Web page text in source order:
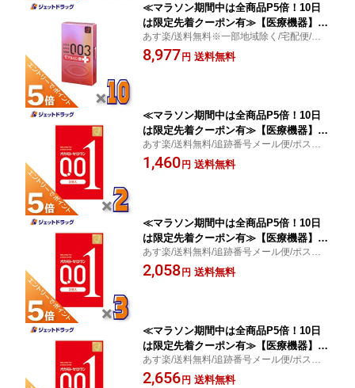
≪マラソン期間中は全商品P5倍！10日
は限定先着クーポン有≫【医療機器】オ
カモト ゼロゼロスリー003 ヒアルロン
酸プラス 10個入 ×10個〔薄さ0.03ミ
あす楽/送料無料※一部地域除く/宅配便/ヒ
アルロン酸配合ゼリー塗布/潤いたっぷり/オ
カモト
8,977円 送料無料
≪マラソン期間中は全商品P5倍！10日
は限定先着クーポン有≫【医療機器】オ
カモトゼロワン 3個入 ×2個〔避妊具〕
あす楽/送料無料/追跡番号メール便/ポスト
投函/均一な薄さ/オカモトコンドームズ
1,460円 送料無料
≪マラソン期間中は全商品P5倍！10日
は限定先着クーポン有≫【医療機器】オ
カモトゼロワン 3個入 ×3個〔避妊具〕
あす楽/送料無料/追跡番号メール便/ポスト
投函/均一な薄さ/オカモトコンドームズ
2,058円 送料無料
≪マラソン期間中は全商品P5倍！10日
は限定先着クーポン有≫【医療機器】オ
カモトゼロワン 3個入 ×4個〔避妊具〕
あす楽/送料無料/追跡番号メール便/ポスト
投函/均一な薄さ/オカモトコンドームズ
2,656円 送料無料